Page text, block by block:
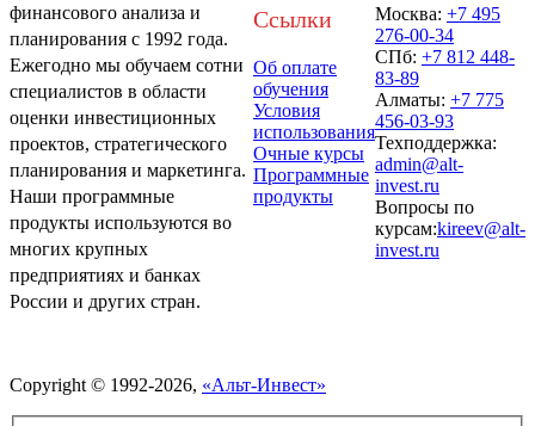
финансового анализа и
планирования с 1992 года.
Ежегодно мы обучаем сотни
специалистов в области
оценки инвестиционных
проектов, стратегического
планирования и маркетинга.
Наши программные
продукты используются во
многих крупных
предприятиях и банках
России и других стран.
Ссылки
Об оплате
обучения
Условия
использования
Очные курсы
Программные
продукты
Москва: +7 495
276-00-34
СПб: +7 812 448-
83-89
Алматы: +7 775
456-03-93
Техподдержка:
admin@alt-
invest.ru
Вопросы по
курсам:kireev@alt-
invest.ru
Copyright © 1992-2026, «Альт-Инвест»